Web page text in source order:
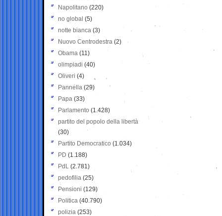
Napolitano (220)
no global (5)
notte bianca (3)
Nuovo Centrodestra (2)
Obama (11)
olimpiadi (40)
Oliveri (4)
Pannella (29)
Papa (33)
Parlamento (1.428)
partito del popolo della libertà
(30)
Partito Democratico (1.034)
PD (1.188)
PdL (2.781)
pedofilia (25)
Pensioni (129)
Politica (40.790)
polizia (253)